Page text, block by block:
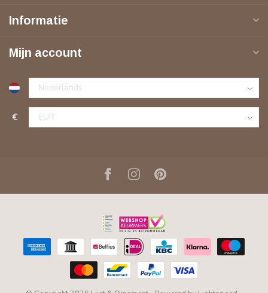
Informatie
Mijn account
€